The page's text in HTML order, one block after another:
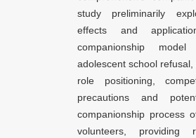
study preliminarily
effects and
companionship
adolescent school
role positioning,
precautions and
companionship process
volunteers, providing